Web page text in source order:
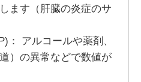
ます（肝臓の炎症のサ
： アルコールや薬剤、
）の異常などで数値が